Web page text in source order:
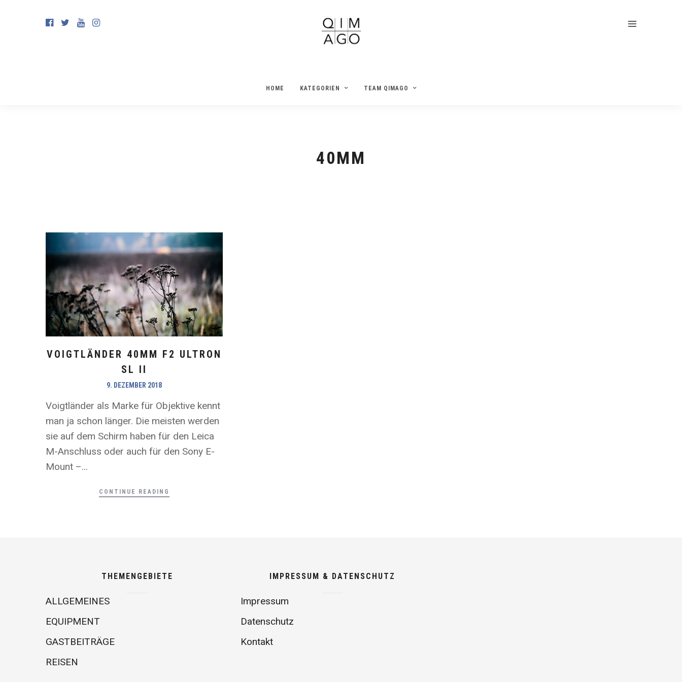
HOME KATEGORIEN TEAM QIMAGO
40MM
VOIGTLÄNDER 40MM F2 ULTRON
SL II
9. DEZEMBER 2018
Voigtländer als Marke für Objektive kennt
man ja schon länger. Die meisten werden
sie auf dem Schirm haben für den Leica
M-Anschluss oder auch für den Sony E-
Mount –...
CONTINUE READING
THEMENGEBIETE
ALLGEMEINES
EQUIPMENT
GASTBEITRÄGE
REISEN
IMPRESSUM & DATENSCHUTZ
Impressum
Datenschutz
Kontakt